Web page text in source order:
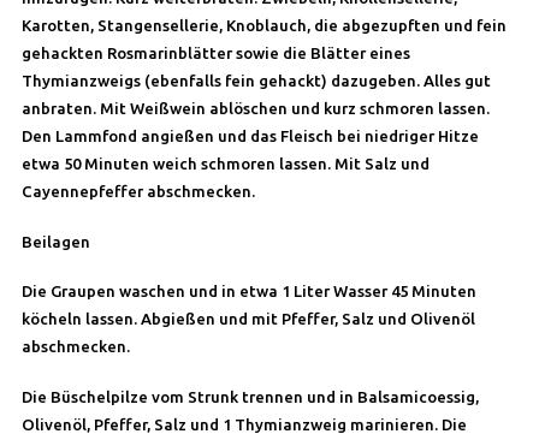
Karotten, Stangensellerie, Knoblauch, die abgezupften und fein
gehackten Rosmarinblätter sowie die Blätter eines
Thymianzweigs (ebenfalls fein gehackt) dazugeben. Alles gut
anbraten. Mit Weißwein ablöschen und kurz schmoren lassen.
Den Lammfond angießen und das Fleisch bei niedriger Hitze
etwa 50 Minuten weich schmoren lassen. Mit Salz und
Cayennepfeffer abschmecken.
Beilagen
Die Graupen waschen und in etwa 1 Liter Wasser 45 Minuten
köcheln lassen. Abgießen und mit Pfeffer, Salz und Olivenöl
abschmecken.
Die Büschelpilze vom Strunk trennen und in Balsamicoessig,
Olivenöl, Pfeffer, Salz und 1 Thymianzweig marinieren. Die